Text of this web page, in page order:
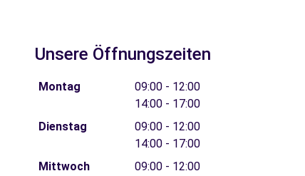
Unsere Öffnungszeiten
Montag
09:00 - 12:00
14:00 - 17:00
Dienstag
09:00 - 12:00
14:00 - 17:00
Mittwoch
09:00 - 12:00